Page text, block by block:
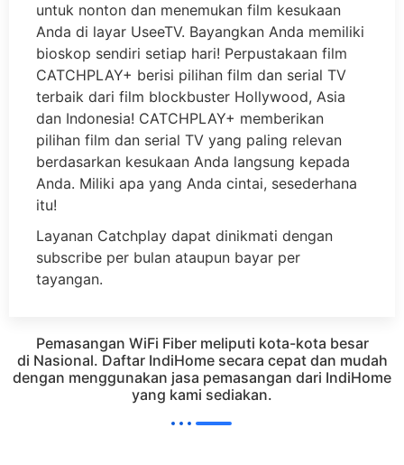
untuk nonton dan menemukan film kesukaan
Anda di layar UseeTV. Bayangkan Anda memiliki
bioskop sendiri setiap hari! Perpustakaan film
CATCHPLAY+ berisi pilihan film dan serial TV
terbaik dari film blockbuster Hollywood, Asia
dan Indonesia! CATCHPLAY+ memberikan
pilihan film dan serial TV yang paling relevan
berdasarkan kesukaan Anda langsung kepada
Anda. Miliki apa yang Anda cintai, sesederhana
itu!
Layanan Catchplay dapat dinikmati dengan
subscribe per bulan ataupun bayar per
tayangan.
Pemasangan WiFi Fiber meliputi kota-kota besar
di Nasional. Daftar IndiHome secara cepat dan mudah
dengan menggunakan jasa pemasangan dari IndiHome
yang kami sediakan.